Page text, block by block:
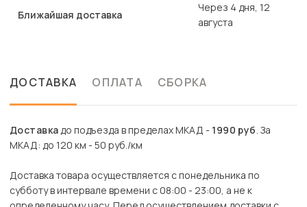
Ближайшая доставка
Через 4 дня, 12
августа
ДОСТАВКА ОПЛАТА СБОРКА
Доставкадо подъезда в пределах МКАД - 1990 руб. За
МКАД: до 120 км - 50 руб./км
Доставка товара осуществляется с понедельника по
субботу в интервале времени с 08:00 - 23:00, а не к